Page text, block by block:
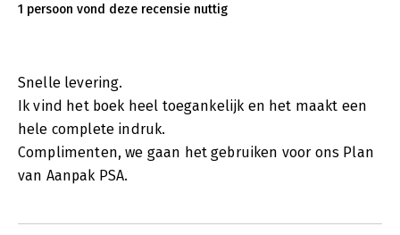
1 persoon vond deze recensie nuttig
Snelle levering.
Ik vind het boek heel toegankelijk en het maakt een
hele complete indruk.
Complimenten, we gaan het gebruiken voor ons Plan
van Aanpak PSA.